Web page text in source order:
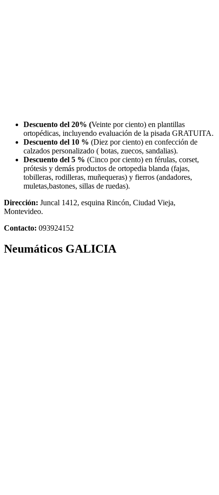
Descuento del 20% (Veinte por ciento) en plantillas
ortopédicas, incluyendo evaluación de la pisada GRATUITA.
Descuento del 10 % (Diez por ciento) en confección de
calzados personalizado ( botas, zuecos, sandalias).
Descuento del 5 % (Cinco por ciento) en férulas, corset,
prótesis y demás productos de ortopedia blanda (fajas,
tobilleras, rodilleras, muñequeras) y fierros (andadores,
muletas,bastones, sillas de ruedas).
Dirección: Juncal 1412, esquina Rincón, Ciudad Vieja,
Montevideo.
Contacto: 093924152
Neumáticos GALICIA